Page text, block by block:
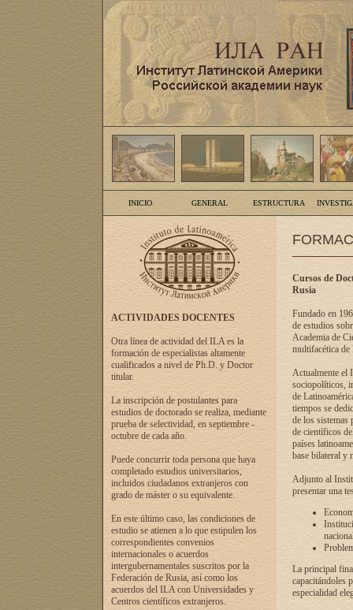
INICIO GENERAL ESTRUCTURA
ACTIVIDADES DOCENTES
Otra línea de actividad del ILA es la
formación de especialistas altamente
cualificados a nivel de Ph.D. y Doctor
titular.
La inscripción de postulantes para
estudios de doctorado se realiza, mediante
prueba de selectividad, en septiembre -
octubre de cada año.
Puede concurrir toda persona que haya
completado estudios universitarios,
incluidos ciudadanos extranjeros con
grado de máster o su equivalente.
En este último caso, las condiciones de
estudio se atienen a lo que estipulen los
correspondientes convenios
internacionales o acuerdos
intergubernamentales suscritos por la
Federación de Rusia, así como los
acuerdos del ILA con Universidades y
Centros científicos extranjeros.
Cursos de
Rusia
Fundado en
de estudios
Academia de
multifacética de
Actualmente el
sociopolíticos,
de
tiempos se
de los sistemas
de científicos
países
base bilateral y
Adjunto al
presentar una
La principal
capacitándoles
especialidad